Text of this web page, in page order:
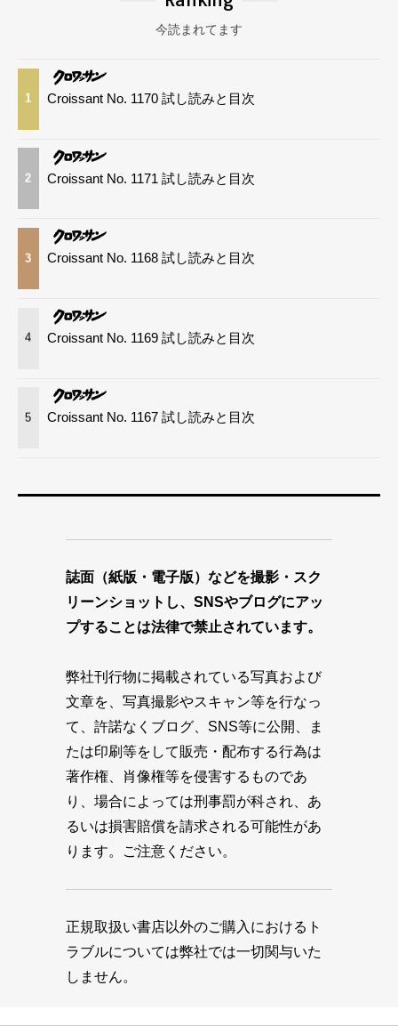
今読まれてます
1 Croissant No. 1170 試し読みと目次
2 Croissant No. 1171 試し読みと目次
3 Croissant No. 1168 試し読みと目次
4 Croissant No. 1169 試し読みと目次
5 Croissant No. 1167 試し読みと目次
誌面（紙版・電子版）などを撮影・スク
リーンショットし、SNSやブログにアッ
プすることは法律で禁止されています。
弊社刊行物に掲載されている写真および
文章を、写真撮影やスキャン等を行なっ
て、許諾なくブログ、SNS等に公開、ま
たは印刷等をして販売・配布する行為は
著作権、肖像権等を侵害するものであ
り、場合によっては刑事罰が科され、あ
るいは損害賠償を請求される可能性があ
ります。ご注意ください。
正規取扱い書店以外のご購入におけるト
ラブルについては弊社では一切関与いた
しません。